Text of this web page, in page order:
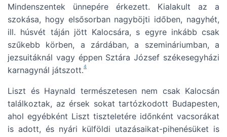
Mindenszentek ünnepére érkezett. Kialakult az a
szokása, hogy elsősorban nagyböjti időben, nagyhét,
ill. húsvét táján jött Kalocsára, s egyre inkább csak
szűkebb körben, a zárdában, a szemináriumban, a
jezsuitáknál vagy éppen Sztára József székesegyházi
karnagynál játszott.4
Liszt és Haynald természetesen nem csak Kalocsán
találkoztak, az érsek sokat tartózkodott Budapesten,
ahol egyébként Liszt tiszteletére időnként vacsorákat
is adott, és nyári külföldi utazásaikat-pihenésüket is